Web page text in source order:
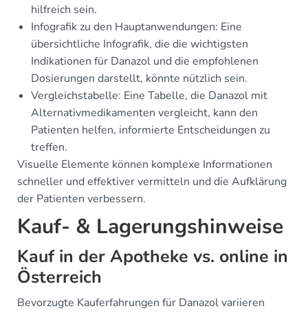
hilfreich sein.
Infografik zu den Hauptanwendungen: Eine
übersichtliche Infografik, die die wichtigsten
Indikationen für Danazol und die empfohlenen
Dosierungen darstellt, könnte nützlich sein.
Vergleichstabelle: Eine Tabelle, die Danazol mit
Alternativmedikamenten vergleicht, kann den
Patienten helfen, informierte Entscheidungen zu
treffen.
Visuelle Elemente können komplexe Informationen
schneller und effektiver vermitteln und die Aufklärung
der Patienten verbessern.
Kauf- & Lagerungshinweise
Kauf in der Apotheke vs. online in
Österreich
Bevorzugte Kauferfahrungen für Danazol variieren